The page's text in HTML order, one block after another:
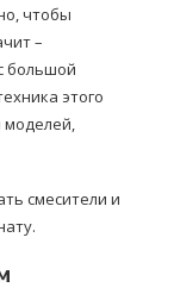
чтобы
–
большой
этого
моделей,
смесители и